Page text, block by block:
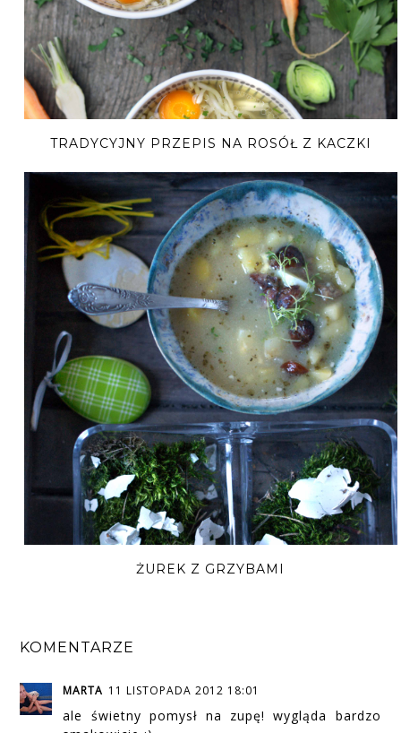
TRADYCYJNY PRZEPIS NA ROSÓŁ Z KACZKI
ŻUREK Z GRZYBAMI
KOMENTARZE
MARTA 11 LISTOPADA 2012 18:01
ale świetny pomysł na zupę! wygląda bardzo